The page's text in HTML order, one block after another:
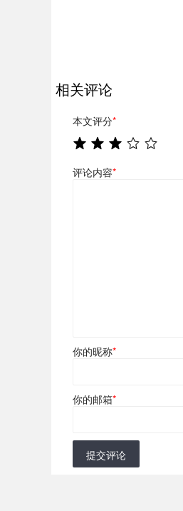
相关评论
本文评分*
评论内容*
你的昵称*
你的邮箱*
提交评论